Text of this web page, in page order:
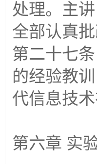
处理。主
全部认真
第二十七
的经验教
代信息技
第六章 实